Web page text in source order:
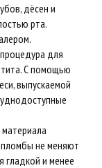
дёсен и
рта.
для
С помощью
выпускаемой
пломбы не меняют
гладкой и менее